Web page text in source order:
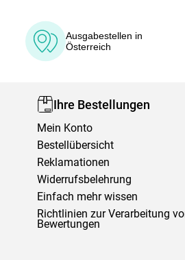
Ausgabestellen in
Österreich
Ihre Bestellungen
Mein Konto
Bestellübersicht
Reklamationen
Widerrufsbelehrung
Einfach mehr wissen
Richtlinien zur Verarbeitung
Bewertungen